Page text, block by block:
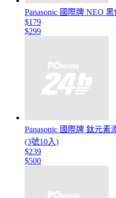
Panasonic 國際牌 NEO
$179
$299
Panasonic 國際牌 鈦元
(3號10入)
$239
$500